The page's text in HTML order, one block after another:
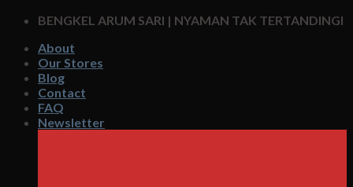
Skip
content
BENGKEL ARUM SARI | NYAMAN TAK TERTANDINGI
About
Our Stores
Blog
Contact
FAQ
Newsletter